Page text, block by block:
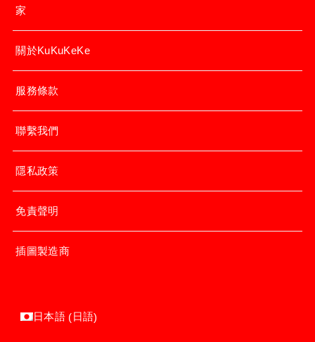
家
關於KuKuKeKe
服務條款
聯繫我們
隱私政策
免責聲明
插圖製造商
日本語 (日語)